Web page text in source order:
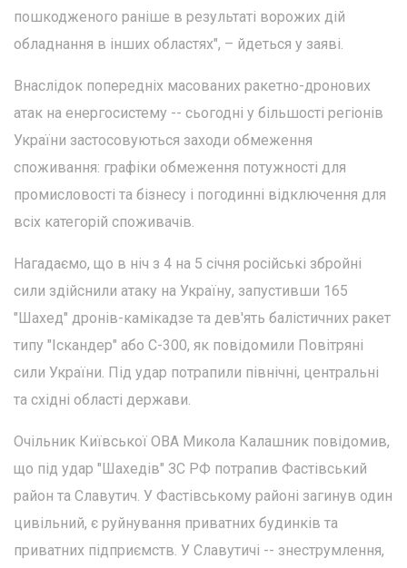
пошкодженого раніше в результаті ворожих дій
обладнання в інших областях", – йдеться у заяві.
Внаслідок попередніх масованих ракетно-дронових
атак на енергосистему -- сьогодні у більшості регіонів
України застосовуються заходи обмеження
споживання: графіки обмеження потужності для
промисловості та бізнесу і погодинні відключення для
всіх категорій споживачів.
Нагадаємо, що в ніч з 4 на 5 січня російські збройні
сили здійснили атаку на Україну, запустивши 165
"Шахед" дронів-камікадзе та дев'ять балістичних ракет
типу "Іскандер" або С-300, як повідомили Повітряні
сили України. Під удар потрапили північні, центральні
та східні області держави.
Очільник Київської ОВА Микола Калашник повідомив,
що під удар "Шахедів" ЗС РФ потрапив Фастівський
район та Славутич. У Фастівському районі загинув один
цивільний, є руйнування приватних будинків та
приватних підприємств. У Славутичі -- знеструмлення,